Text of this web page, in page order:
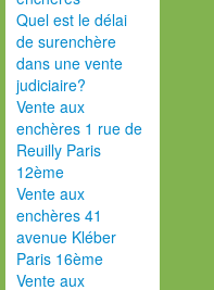
Quel est le délai
de surenchère
dans une vente
judiciaire?
Vente aux
enchères 1 rue de
Reuilly Paris
12ème
Vente aux
enchères 41
avenue Kléber
Paris 16ème
Vente aux